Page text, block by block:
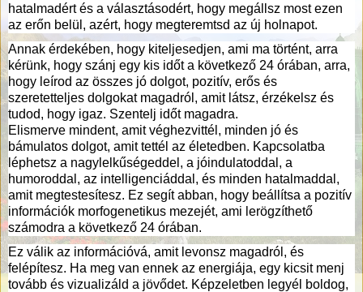
hatalmadért és a választásodért, hogy megállsz most ezen
az erőn belül, azért, hogy megteremtsd az új holnapot.
Annak érdekében, hogy kiteljesedjen, ami ma történt, arra
kérünk, hogy szánj egy kis időt a következő 24 órában, arra,
hogy leírod az összes jó dolgot, pozitív, erős és
szeretetteljes dolgokat magadról, amit látsz, érzékelsz és
tudod, hogy igaz. Szentelj időt magadra.
Elismerve mindent, amit véghezvittél, minden jó és
bámulatos dolgot, amit tettél az életedben. Kapcsolatba
léphetsz a nagylelkűségeddel, a jóindulatoddal, a
humoroddal, az intelligenciáddal, és minden hatalmaddal,
amit megtestesítesz. Ez segít abban, hogy beállítsa a pozitív
információk morfogenetikus mezejét, ami lerögzíthető
számodra a következő 24 órában.
Ez válik az információvá, amit levonsz magadról, és
felépítesz. Ha meg van ennek az energiája, egy kicsit menj
tovább és vizualizáld a jövődet. Képzeletben legyél boldog,